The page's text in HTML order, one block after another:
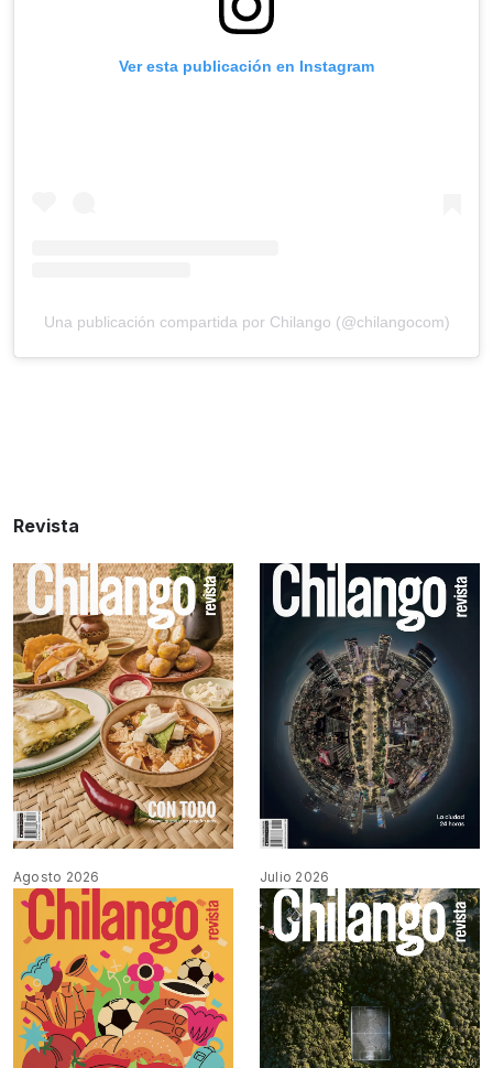
Ver esta publicación en Instagram
Una publicación compartida por Chilango (@chilangocom)
Revista
Agosto 2026 Julio 2026